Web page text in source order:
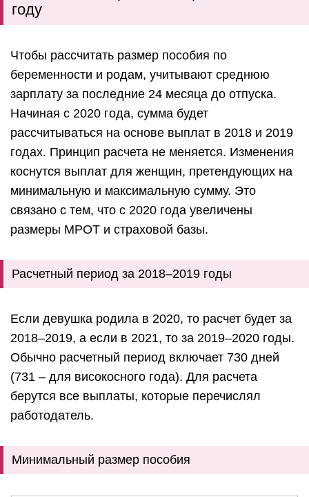
году
Чтобы рассчитать размер пособия по
беременности и родам, учитывают среднюю
зарплату за последние 24 месяца до отпуска.
Начиная с 2020 года, сумма будет
рассчитываться на основе выплат в 2018 и 2019
годах. Принцип расчета не меняется. Изменения
коснутся выплат для женщин, претендующих на
минимальную и максимальную сумму. Это
связано с тем, что с 2020 года увеличены
размеры МРОТ и страховой базы.
Расчетный период за 2018–2019 годы
Если девушка родила в 2020, то расчет будет за
2018–2019, а если в 2021, то за 2019–2020 годы.
Обычно расчетный период включает 730 дней
(731 – для високосного года). Для расчета
берутся все выплаты, которые перечислял
работодатель.
Минимальный размер пособия